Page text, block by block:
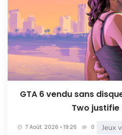
GTA 6 vendu sans
Two justifie
7 Août. 2026 • 19:26 0 Jeux